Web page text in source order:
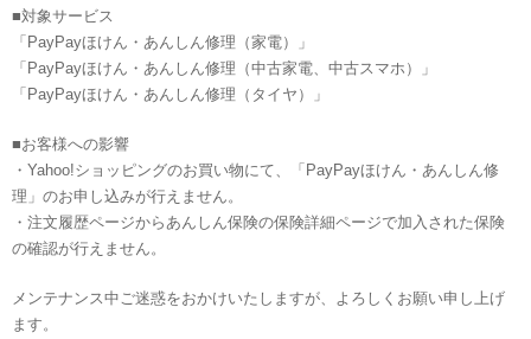
■対象サービス
「PayPayほけん・あんしん修理（家電）」
「PayPayほけん・あんしん修理（中古家電、中古スマホ）」
「PayPayほけん・あんしん修理（タイヤ）」
■お客様への影響
・Yahoo!ショッピングのお買い物にて、「PayPayほけん・あんしん修
理」のお申し込みが行えません。
・注文履歴ページからあんしん保険の保険詳細ページで加入された保険
の確認が行えません。
メンテナンス中ご迷惑をおかけいたしますが、よろしくお願い申し上げ
ます。